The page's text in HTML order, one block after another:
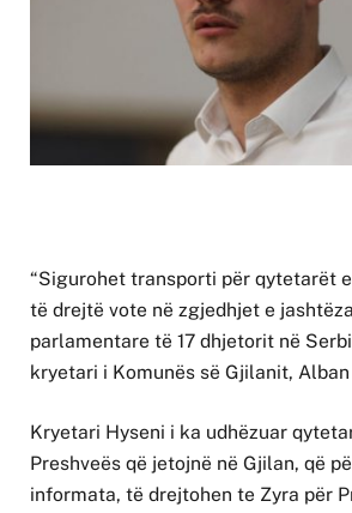
“Sigurohet transporti për qytetarët
të drejtë vote në zgjedhjet e
parlamentare të 17 dhjetorit në
kryetari i Komunës së Gjilanit, Alban
Kryetari Hyseni i ka udhëzuar
Preshveës që jetojnë në Gjilan, që
informata, të drejtohen te Zyra për